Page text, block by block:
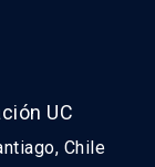
UC
Chile